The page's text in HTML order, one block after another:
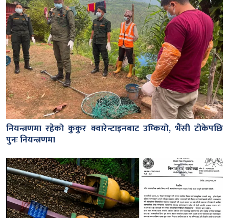
नियन्त्रणमा रहेको कुकुर क्वारेन्टाइनबाट उम्कियो, भैंसी टोकेपछि
पुनः नियन्त्रणमा